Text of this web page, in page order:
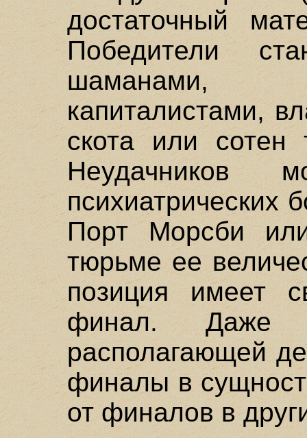
достаточный
Победители
шаманами,
капиталистами,
скота или сотен
Неудачников
психиатрических
Порт Морсби
тюрьме ее
позиция имеет
финал. Даже
располагающей
финалы в
от финалов в